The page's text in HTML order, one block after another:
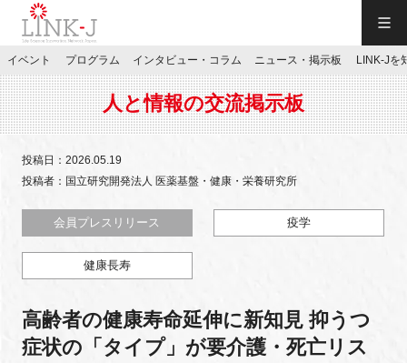
JP／EN
特別会員専用メニュー
施設ご予約
お問い合わせ
イベント プログラム インタビュー・コラム ニュース・掲示板 LINK-Jを
人と情報の交流掲示板
投稿日：2026.05.19
投稿者：国立研究開発法人 医薬基盤・健康・栄養研究所
会員プレスリリース 疫学
健康長寿
高齢者の健康寿命延伸に新知見 抑うつ
症状の「タイプ」が要介護・死亡リス